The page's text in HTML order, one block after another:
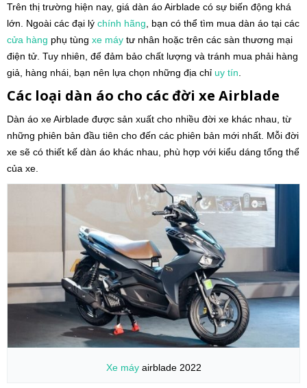
Trên thị trường hiện nay, giá dàn áo Airblade có sự biến động khá
lớn. Ngoài các đại lý chính hãng , bạn có thể tìm mua dàn áo tại các
cửa hàng phụ tùng xe máy tư nhân hoặc trên các sàn thương mại
điện tử. Tuy nhiên, để đảm bảo chất lượng và tránh mua phải hàng
giả, hàng nhái, bạn nên lựa chọn những địa chỉ uy tín
Các loại dàn áo cho các đời xe Airblade
Dàn áo xe Airblade được sản xuất cho nhiều đời xe khác nhau, từ
những phiên bản đầu tiên cho đến các phiên bản mới nhất. Mỗi đời
xe sẽ có thiết kế dàn áo khác nhau, phù hợp với kiểu dáng tổng thể
của xe.
Xe máyairblade 2022